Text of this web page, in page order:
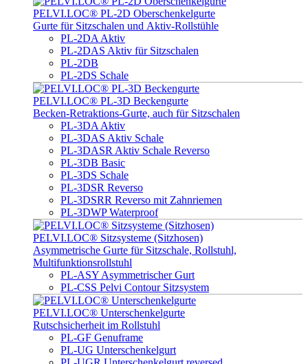
PELVI.LOC® PL-­2D Oberschenkelgurte
Gurte für Sitzschalen und Aktiv-Rollstühle
PL-2DA Aktiv
PL-2DAS Aktiv für Sitzschalen
PL-2DB
PL-2DS Schale
PELVI.LOC® PL-3D Beckengurte
Becken-Retraktions-Gurte, auch für Sitzschalen
PL-3DA Aktiv
PL-3DAS Aktiv Schale
PL-3DASR Aktiv Schale Reverso
PL-3DB Basic
PL-3DS Schale
PL-3DSR Reverso
PL-3DSRR Reverso mit Zahnriemen
PL-3DWP Waterproof
PELVI.LOC® Sitzsysteme (Sitzhosen)
Asymmetrische Gurte für Sitzschale, Rollstuhl,
Multifunktionsrollstuhl
PL-ASY Asymmetrischer Gurt
PL-CSS Pelvi Contour Sitzsystem
PELVI.LOC® Unterschenkelgurte
Rutschsicherheit im Rollstuhl
PL-GF Genuframe
PL-UG Unterschenkelgurt